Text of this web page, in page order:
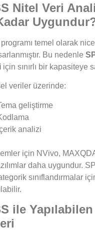
Nitel Veri
temel olarak
Bu nedenle
için sınırlı bir kapasiteye
veriler üzerinde:
geliştirme
analizi
için NVivo,
daha uygundur.
sınıflandırmalar
ile